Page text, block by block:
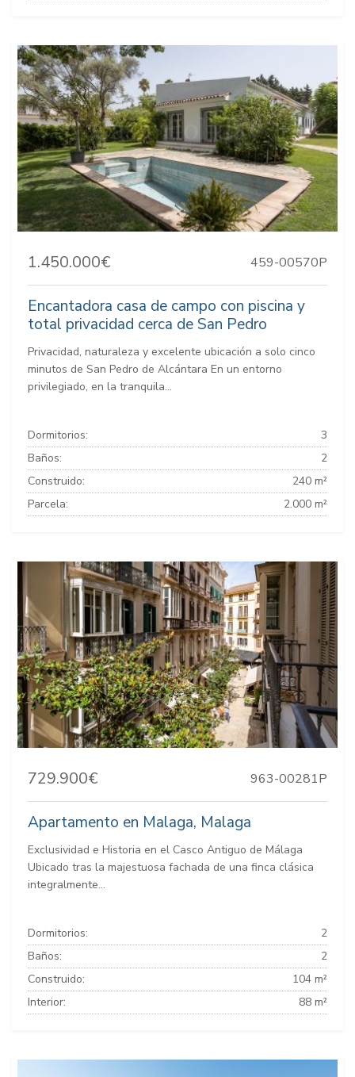
1.450.000€ 459-00570P
Encantadora casa de campo con piscina y
total privacidad cerca de San Pedro
Privacidad, naturaleza y excelente ubicación a solo cinco
minutos de San Pedro de Alcántara En un entorno
privilegiado, en la tranquila...
Dormitorios:
3
Baños:
2
Construido:
240 m²
Parcela:
2.000 m²
729.900€ 963-00281P
Apartamento en Malaga, Malaga
Exclusividad e Historia en el Casco Antiguo de Málaga
Ubicado tras la majestuosa fachada de una finca clásica
integralmente...
Dormitorios:
2
Baños:
2
Construido:
104 m²
Interior:
88 m²